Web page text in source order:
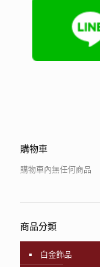
購物車
購物車內無任何商品
商品分類
白金飾品